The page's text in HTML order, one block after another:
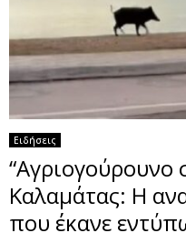
Ειδήσεις
“Αγριογούρουνο
Καλαμάτας: Η
που έκανε